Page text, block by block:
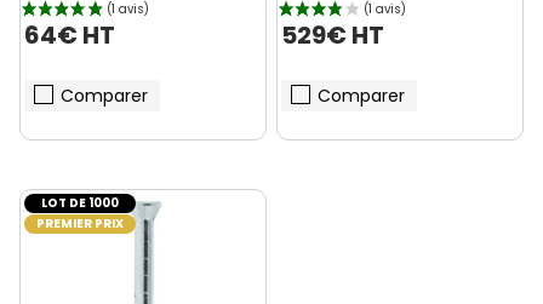
64€ HT
Comparer
529€ HT
Comparer
LOT DE 1000
PREMIER PRIX